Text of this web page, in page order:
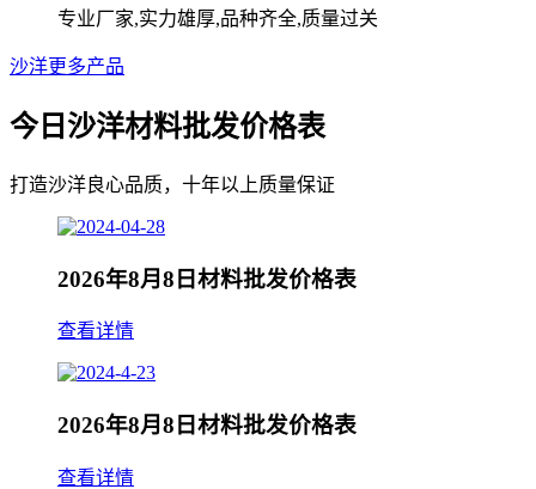
专业厂家,实力雄厚,品种齐全,质量过关
沙洋更多产品
今日沙洋材料批发价格表
打造沙洋良心品质，十年以上质量保证
2026年8月8日材料批发价格表
查看详情
2026年8月8日材料批发价格表
查看详情